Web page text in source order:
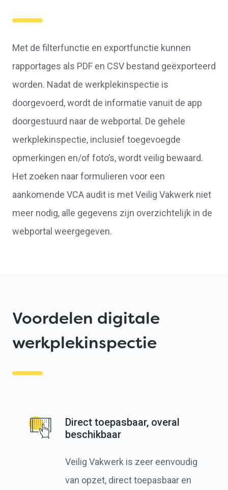
Met de filterfunctie en exportfunctie kunnen
rapportages als PDF en CSV bestand geëxporteerd
worden. Nadat de werkplekinspectie is
doorgevoerd, wordt de informatie vanuit de app
doorgestuurd naar de webportal. De gehele
werkplekinspectie, inclusief toegevoegde
opmerkingen en/of foto’s, wordt veilig bewaard.
Het zoeken naar formulieren voor een
aankomende VCA audit is met Veilig Vakwerk niet
meer nodig, alle gegevens zijn overzichtelijk in de
webportal weergegeven.
Voordelen digitale
werkplekinspectie
Direct toepasbaar, overal
beschikbaar
Veilig Vakwerk is zeer eenvoudig
van opzet, direct toepasbaar en